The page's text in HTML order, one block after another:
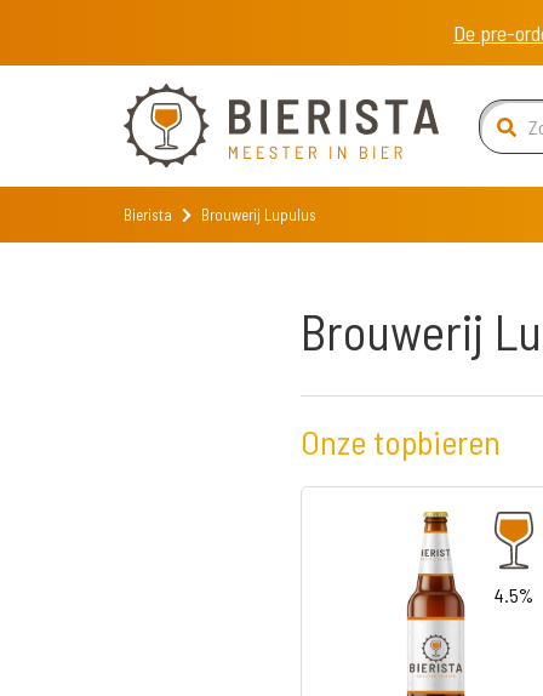
De pre-
Bierista Brouwerij Lupulus
Brouwerij
Onze topbieren
4.5%